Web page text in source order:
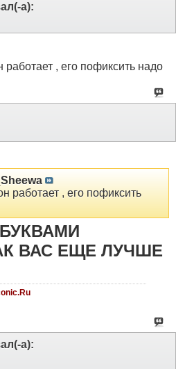
а):
работает , его пофиксить надо
работает , его пофиксить
ВАС ЕЩЕ ЛУЧШЕ
а):